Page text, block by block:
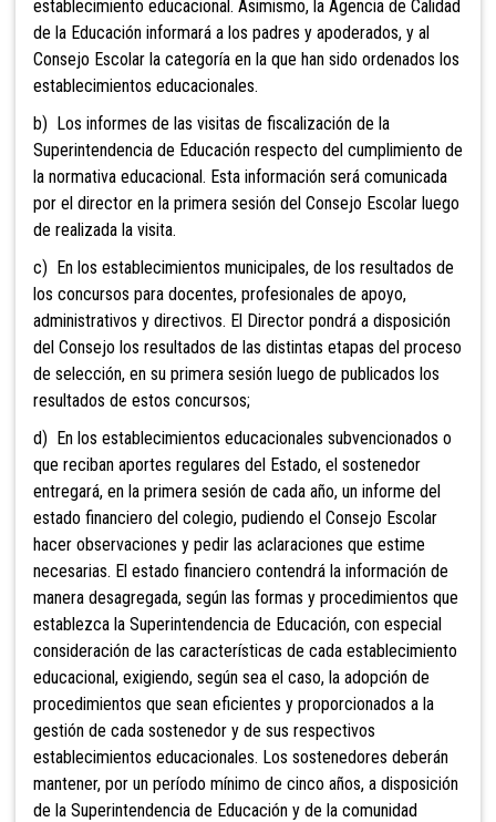
establecimiento educacional. Asimismo, la Agencia de Calidad
de la Educación informará a los padres y apoderados, y al
Consejo Escolar la categoría en la que han sido ordenados los
establecimientos educacionales.
b) Los informes de las visitas de fiscalización de la
Superintendencia de Educación respecto del cumplimiento de
la normativa educacional. Esta información será comunicada
por el director en la primera sesión del Consejo Escolar luego
de realizada la visita.
c) En los establecimientos municipales, de los resultados de
los concursos para docentes, profesionales de apoyo,
administrativos y directivos. El Director pondrá a disposición
del Consejo los resultados de las distintas etapas del proceso
de selección, en su primera sesión luego de publicados los
resultados de estos concursos;
d) En los establecimientos educacionales subvencionados o
que reciban aportes regulares del Estado, el sostenedor
entregará, en la primera sesión de cada año, un informe del
estado financiero del colegio, pudiendo el Consejo Escolar
hacer observaciones y pedir las aclaraciones que estime
necesarias. El estado financiero contendrá la información de
manera desagregada, según las formas y procedimientos que
establezca la Superintendencia de Educación, con especial
consideración de las características de cada establecimiento
educacional, exigiendo, según sea el caso, la adopción de
procedimientos que sean eficientes y proporcionados a la
gestión de cada sostenedor y de sus respectivos
establecimientos educacionales. Los sostenedores deberán
mantener, por un período mínimo de cinco años, a disposición
de la Superintendencia de Educación y de la comunidad